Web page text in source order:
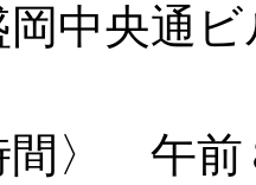
岡中央通
午前８